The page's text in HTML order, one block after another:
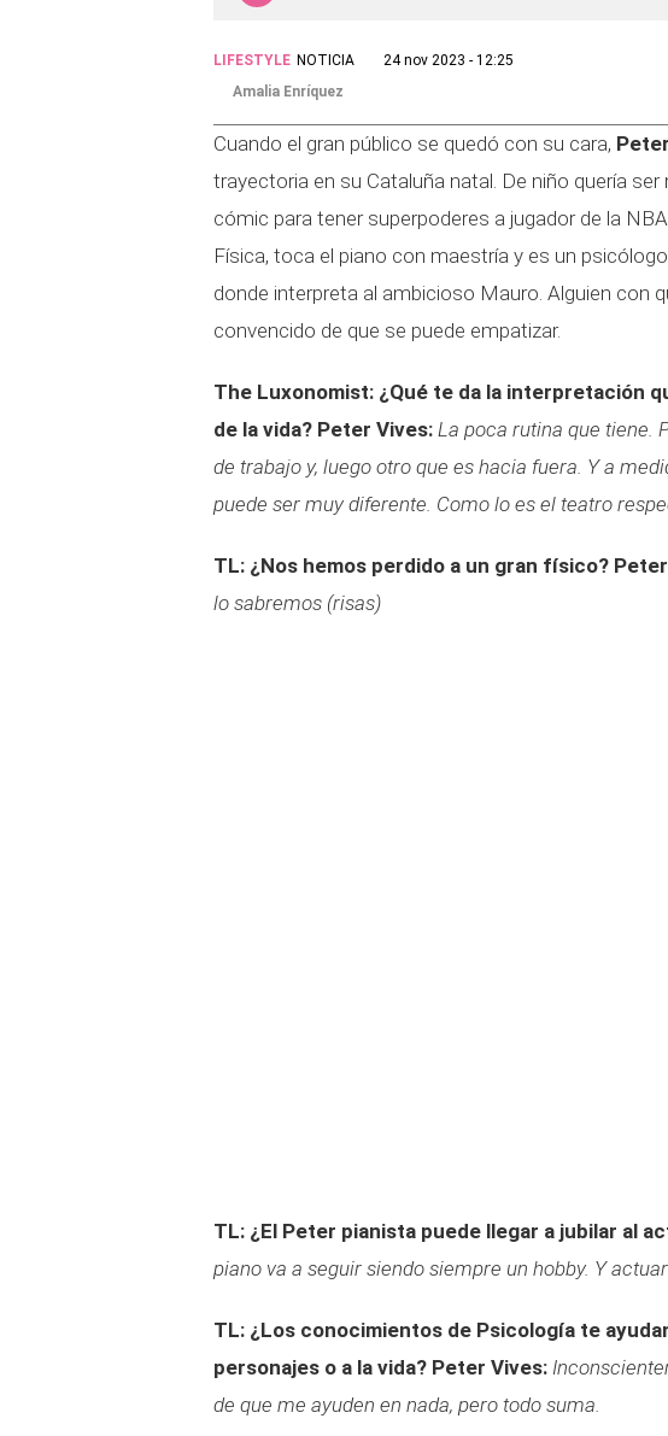
LIFESTYLE NOTICIA
24 nov 2023 - 12:25
Amalia Enríquez
Cuando el gran público se quedó con su cara,
trayectoria en su Cataluña natal. De niño quería
cómic para tener superpoderes a jugador de la
Física, toca el piano con maestría y es un
donde interpreta al ambicioso Mauro. Alguien con
convencido de que se puede empatizar.
The Luxonomist: ¿Qué te da la interpretación
de la vida? Peter Vives: La poca rutina que tiene.
de trabajo y, luego otro que es hacia fuera. Y a
puede ser muy diferente. Como lo es el teatro
TL: ¿Nos hemos perdido a un gran físico?
lo sabremos (risas)
TL: ¿El Peter pianista puede llegar a jubilar al
piano va a seguir siendo siempre un hobby. Y
TL: ¿Los conocimientos de Psicología te
personajes o a la vida? Peter Vives:
de que me ayuden en nada, pero todo suma.